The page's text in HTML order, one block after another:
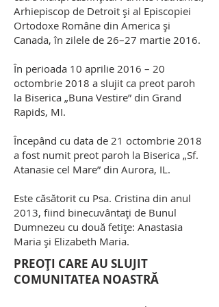
Arhiepiscop de Detroit și al Episcopiei
Ortodoxe Române din America și
Canada, în zilele de 26–27 martie 2016.
În perioada 10 aprilie 2016 – 20
octombrie 2018 a slujit ca preot paroh
la Biserica „Buna Vestire” din Grand
Rapids, MI.
Începând cu data de 21 octombrie 2018
a fost numit preot paroh la Biserica „Sf.
Atanasie cel Mare” din Aurora, IL.
Este căsătorit cu Psa. Cristina din anul
2013, fiind binecuvântați de Bunul
Dumnezeu cu două fetițe: Anastasia
Maria și Elizabeth Maria.
PREOȚI CARE AU SLUJIT
COMUNITATEA NOASTRĂ